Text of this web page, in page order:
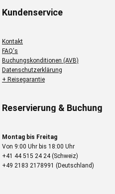
Kundenservice
Kontakt
FAQ's
Buchungskonditionen (AVB)
Datenschutzerklärung
+ Reisegarantie
Reservierung & Buchung
Montag bis Freitag
Von 9:00 Uhr bis 18:00 Uhr
+41 44 515 24 24 (Schweiz)
+49 2183 2178991 (Deutschland)